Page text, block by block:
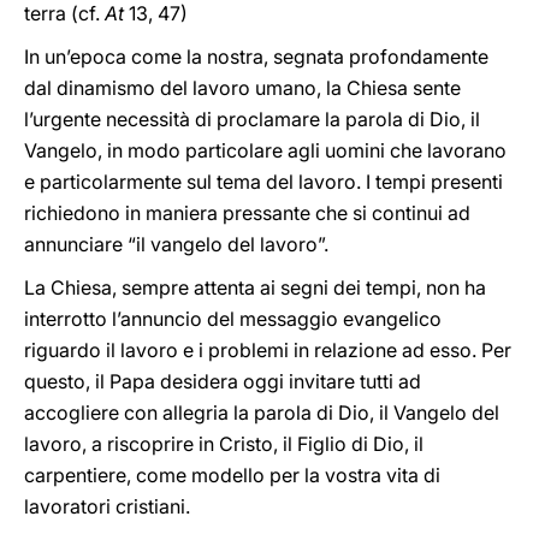
terra (cf.At13, 47)
In un’epoca come la nostra, segnata profondamente
dal dinamismo del lavoro umano, la Chiesa sente
l’urgente necessità di proclamare la parola di Dio, il
Vangelo, in modo particolare agli uomini che lavorano
e particolarmente sul tema del lavoro. I tempi presenti
richiedono in maniera pressante che si continui ad
annunciare “il vangelo del lavoro”.
La Chiesa, sempre attenta ai segni dei tempi, non ha
interrotto l’annuncio del messaggio evangelico
riguardo il lavoro e i problemi in relazione ad esso. Per
questo, il Papa desidera oggi invitare tutti ad
accogliere con allegria la parola di Dio, il Vangelo del
lavoro, a riscoprire in Cristo, il Figlio di Dio, il
carpentiere, come modello per la vostra vita di
lavoratori cristiani.